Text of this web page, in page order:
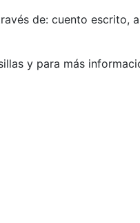
de: cuento escrito,
y para más